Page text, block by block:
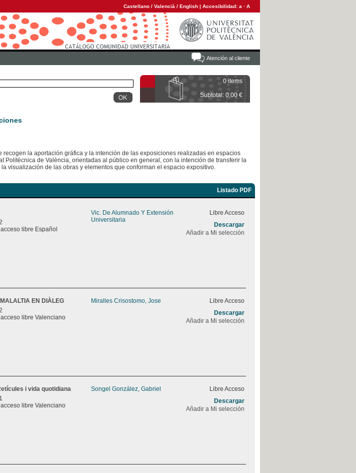
Castellano / Valencià / English | Accesibilidad: a · A
Atención al cliente
0 items
Subtotal: 0,00 €
recogen la aportación gráfica y la intención de las exposiciones realizadas en espacios
Politècnica de València, orientadas al público en general, con la intención de transferir la
visualización de las obras y elementos que conforman el espacio expositivo.
Listado PDF
libre Español
Vic. De Alumnado Y Extensión
Universitaria
Libre Acceso
Descargar
Añadir a Mi selección
EN DIÀLEG
libre Valenciano
Miralles Crisostomo, Jose
Libre Acceso
Descargar
Añadir a Mi selección
i vida quotidiana
libre Valenciano
Songel González, Gabriel
Libre Acceso
Descargar
Añadir a Mi selección